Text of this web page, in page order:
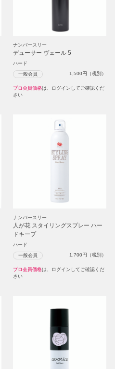
ナンバースリー
デューサー ヴェール 5
ハード
一般会員 1,500円（税別）
プロ会員価格は、ログインしてご確認くだ
さい
ナンバースリー
人が花 スタイリングスプレー ハー
ドキープ
ハード
一般会員 1,700円（税別）
プロ会員価格は、ログインしてご確認くだ
さい